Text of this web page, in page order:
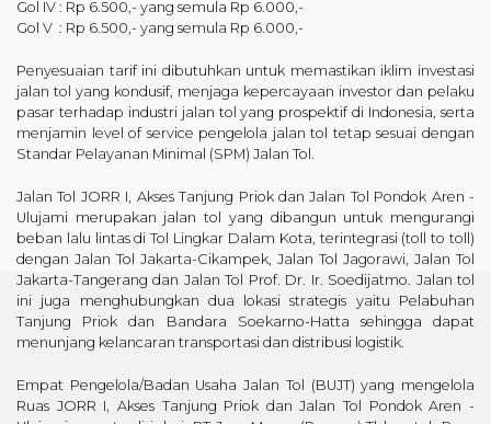
Gol IV : Rp 6.500,- yang semula Rp 6.000,-
Gol V : Rp 6.500,- yang semula Rp 6.000,-
Penyesuaian tarif ini dibutuhkan untuk memastikan iklim investasi
jalan tol yang kondusif, menjaga kepercayaan investor dan pelaku
pasar terhadap industri jalan tol yang prospektif di Indonesia, serta
menjamin level of service pengelola jalan tol tetap sesuai dengan
Standar Pelayanan Minimal (SPM) Jalan Tol.
Jalan Tol JORR I, Akses Tanjung Priok dan Jalan Tol Pondok Aren -
Ulujami merupakan jalan tol yang dibangun untuk mengurangi
beban lalu lintas di Tol Lingkar Dalam Kota, terintegrasi (toll to toll)
dengan Jalan Tol Jakarta-Cikampek, Jalan Tol Jagorawi, Jalan Tol
Jakarta-Tangerang dan Jalan Tol Prof. Dr. Ir. Soedijatmo. Jalan tol
ini juga menghubungkan dua lokasi strategis yaitu Pelabuhan
Tanjung Priok dan Bandara Soekarno-Hatta sehingga dapat
menunjang kelancaran transportasi dan distribusi logistik.
Empat Pengelola/Badan Usaha Jalan Tol (BUJT) yang mengelola
Ruas JORR I, Akses Tanjung Priok dan Jalan Tol Pondok Aren -